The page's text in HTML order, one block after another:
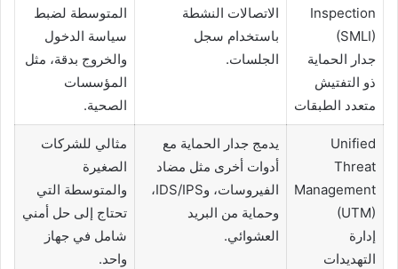
Inspection
(SMLI)
جدار الحماية
ذو التفتيش
متعدد الطبقات
الاتصالات النشطة
باستخدام سجل
الجلسات.
المتوسطة لضبط
سياسة الدخول
والخروج بدقة، مثل
المؤسسات
الصحية.
Unified
Threat
Management
(UTM)
إدارة
التهديدات
يدمج جدار الحماية مع
أدوات أخرى مثل مضاد
الفيروسات، وIDS/IPS،
وحماية من البريد
العشوائي.
مثالي للشركات
الصغيرة
والمتوسطة التي
تحتاج إلى حل أمني
شامل في جهاز
واحد.